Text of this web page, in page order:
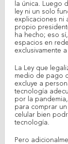
la única. Luego
ley ni un solo
explicaciones ni
propio
ha hecho; eso
espacios en
exclusivamente
La Ley que
medio de pago
excluye a
tecnología
por la
para comprar
celular bien
tecnología.
Pero